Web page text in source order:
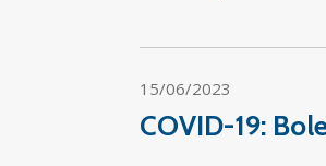
15/06/2023
COVID-19: